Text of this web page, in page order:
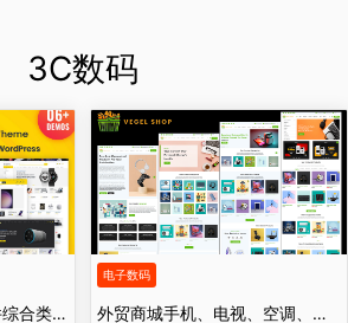
3C数码
Electme电子数码零部件综合类wordpress主题商城外贸跨境电商源码
电子数码
外贸商城手机、电视、空调、笔记本电脑、家用电器小工具电子商店 Elementor WooCommerce 主题